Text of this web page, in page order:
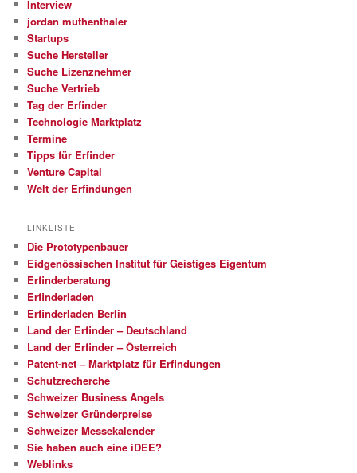
Interview
jordan muthenthaler
Startups
Suche Hersteller
Suche Lizenznehmer
Suche Vertrieb
Tag der Erfinder
Technologie Marktplatz
Termine
Tipps für Erfinder
Venture Capital
Welt der Erfindungen
LINKLISTE
Die Prototypenbauer
Eidgenössischen Institut für Geistiges Eigentum
Erfinderberatung
Erfinderladen
Erfinderladen Berlin
Land der Erfinder – Deutschland
Land der Erfinder – Österreich
Patent-net – Marktplatz für Erfindungen
Schutzrecherche
Schweizer Business Angels
Schweizer Gründerpreise
Schweizer Messekalender
Sie haben auch eine iDEE?
Weblinks